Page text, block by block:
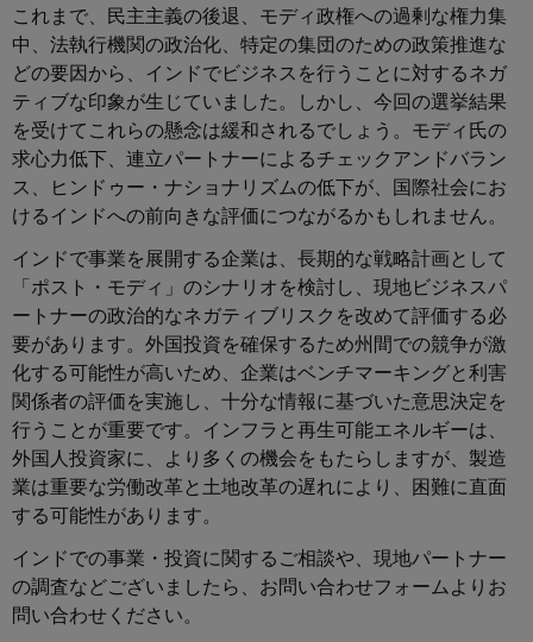
これまで、民主主義の後退、モディ政権への過剰な権力集
中、法執行機関の政治化、特定の集団のための政策推進な
どの要因から、インドでビジネスを行うことに対するネガ
ティブな印象が生じていました。しかし、今回の選挙結果
を受けてこれらの懸念は緩和されるでしょう。モディ氏の
求心力低下、連立パートナーによるチェックアンドバラン
ス、ヒンドゥー・ナショナリズムの低下が、国際社会にお
けるインドへの前向きな評価につながるかもしれません。
インドで事業を展開する企業は、長期的な戦略計画として
「ポスト・モディ」のシナリオを検討し、現地ビジネスパ
ートナーの政治的なネガティブリスクを改めて評価する必
要があります。外国投資を確保するため州間での競争が激
化する可能性が高いため、企業はベンチマーキングと利害
関係者の評価を実施し、十分な情報に基づいた意思決定を
行うことが重要です。インフラと再生可能エネルギーは、
外国人投資家に、より多くの機会をもたらしますが、製造
業は重要な労働改革と土地改革の遅れにより、困難に直面
する可能性があります。
インドでの事業・投資に関するご相談や、現地パートナー
の調査などございましたら、お問い合わせフォームよりお
問い合わせください。